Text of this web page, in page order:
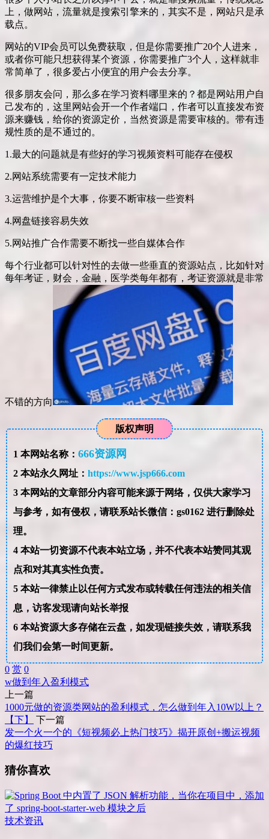
上，做网站，流量就是搜索引擎来的，其实不是，网站只是承
载点。
网站的VIP会员可以免费获取，但是你需要推广20个人进来，
或者你可能只想获得某个资源，你需要推广3个人，这样就非
常简单了，很多爱占小便宜的用户会去分享。
很多朋友会问，那么多在学习资料哪里来的？都是网站用户自
己发布的，这里网站会开一个作者端口，作者可以直接发布资
源来赚钱，给你的资源定价，当然资源是需要审核的。带有违
规性质的是不通过的。
1.最大的问题就是有些好的学习视频资料可能存在侵权
2.网站系统需要有一定技术能力
3.运营维护是个大事，你要不断审核一些资料
4.网盘链接容易失效
5.网站推广合作需要不断找一些自媒体合作
每个行业都可以针对性的去做一些垂直的资源站点，比如针对
每年考证，财会，金融，医学类每年都有，考证资源就是非常
不错的方向
版权声明
1 本网站名称： 666资源网
2本站永久网址： https://www.jsp666.com
3本网站的文章部分内容可能来源于网络，仅供大家学习
与参考，如有侵权，请联系站长微信：gs0162 进行删除处
理。
4本站一切资源不代表本站立场，并不代表本站赞同其观
点和对其真实性负责。
5本站一律禁止以任何方式发布或转载任何违法的相关信
息，访客发现请向站长举报
6本站资源大多存储在云盘，如发现链接失效，请联系我
们我们会第一时间更新。
0 赏 0
w做到 年入盈利模式
上一篇
1000元做的资源类网站的盈利模式，怎么做到年入10W以上？
【下】
下一篇
发一个火一个的《短视频必上热门技巧》揭开原创+搬运视频
的爆红技巧
猜你喜欢
技术资讯